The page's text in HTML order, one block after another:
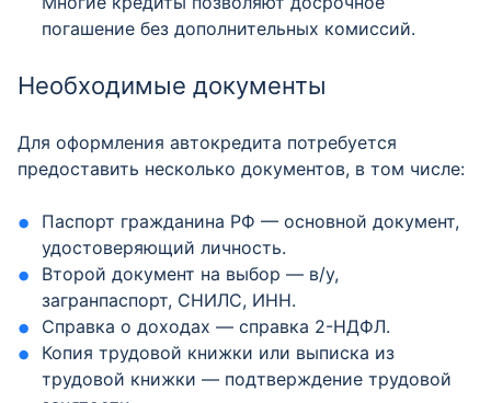
погашение без дополнительных комиссий.
Необходимые документы
Для оформления автокредита потребуется
предоставить несколько документов, в том числе:
Паспорт гражданина РФ — основной документ,
удостоверяющий личность.
Второй документ на выбор — в/у,
загранпаспорт, СНИЛС, ИНН.
Справка о доходах — справка 2-НДФЛ.
Копия трудовой книжки или выписка из
трудовой книжки — подтверждение трудовой